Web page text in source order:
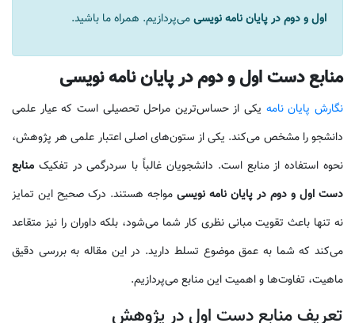
اول و دوم در پایان نامه نویسیمی‌پردازیم. همراه ما باشید.
منابع دست اول و دوم در پایان نامه نویسی
نگارش پایان نامه یکی از حساس‌ترین مراحل تحصیلی است که عیار علمی
دانشجو را مشخص می‌کند. یکی از ستون‌های اصلی اعتبار علمی هر پژوهش،
نحوه استفاده از منابع است. دانشجویان غالباً با سردرگمی در تفکیک منابع
دست اول و دوم در پایان نامه نویسی مواجه هستند. درک صحیح این تمایز
نه تنها باعث تقویت مبانی نظری کار شما می‌شود، بلکه داوران را نیز متقاعد
می‌کند که شما به عمق موضوع تسلط دارید. در این مقاله به بررسی دقیق
ماهیت، تفاوت‌ها و اهمیت این منابع می‌پردازیم.
تعریف منابع دست اول در پژوهش